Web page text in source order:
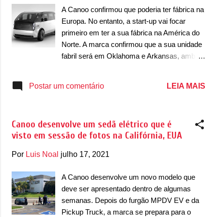
nacional na China, a possuir cerca de 10%
ou menos. Isso poderia estar violando o
acordo e o motivo do processo também pode
ter outras transações também. De acordo
com a agência de notícias, a Canoo perdeu
milhões em caixa, o que pode ser perigoso
de US$ 600 milhões para dar iníci...
A Canoo confirmou que poderia ter fábrica na
Europa. No entanto, a start-up vai focar
primeiro em ter a sua fábrica na América do
Norte. A marca confirmou que a sua unidade
fabril será em Oklahoma e Arkansas, ambas
reduzir a vulnerabilidade de uma marca
aumentando a velocidade de fabricação dos
carros para ser entregue aos seus clientes.
a marca possa “economizará milhares de
garantia, tarifas e custos de envio para o
exterior.” . A primeira fábrica da Canoo será
no estado do Arkansas, que fica pronta em
Postar um comentário LEIA MAIS
Canoo desenvolve um sedã elétrico que é
visto em sessão de fotos na Califórnia, EUA
Por Luis Noal julho 17, 2021
A Canoo desenvolve um novo modelo que
deve ser apresentado dentro de algumas
semanas. Depois do furgão MPDV EV e da
Pickup Truck, a marca se prepara para o